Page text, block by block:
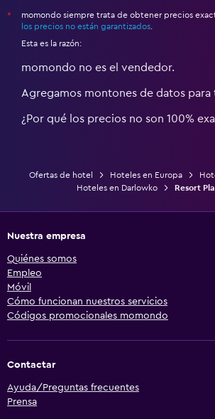
*
momondo siempre trata de obtener precios
los precios no están garantizados
Esta es la razón:
momondo no es el vendedor.
Agregamos montones de datos para
¿Por qué los precios no son 100%
Ofertas de hotel Hoteles en Europa
Hoteles en Darlowko
Resort
Nuestra empresa
Quiénes somos
Empleo
Móvil
Cómo funcionan nuestros servicios
Códigos promocionales momondo
Contactar
Ayuda/Preguntas frecuentes
Prensa